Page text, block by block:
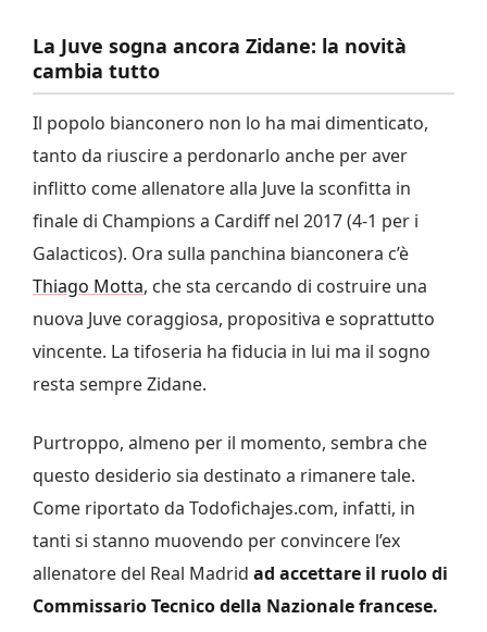
La Juve sogna ancora Zidane: la novità
cambia tutto
Il popolo bianconero non lo ha mai dimenticato,
tanto da riuscire a perdonarlo anche per aver
inflitto come allenatore alla Juve la sconfitta in
finale di Champions a Cardiff nel 2017 (4-1 per i
Galacticos). Ora sulla panchina bianconera c’è
Thiago Motta, che sta cercando di costruire una
nuova Juve coraggiosa, propositiva e soprattutto
vincente. La tifoseria ha fiducia in lui ma il sogno
resta sempre Zidane.
Purtroppo, almeno per il momento, sembra che
questo desiderio sia destinato a rimanere tale.
Come riportato da Todofichajes.com, infatti, in
tanti si stanno muovendo per convincere l’ex
allenatore del Real Madrid ad accettare il ruolo di
Commissario Tecnico della Nazionale francese.